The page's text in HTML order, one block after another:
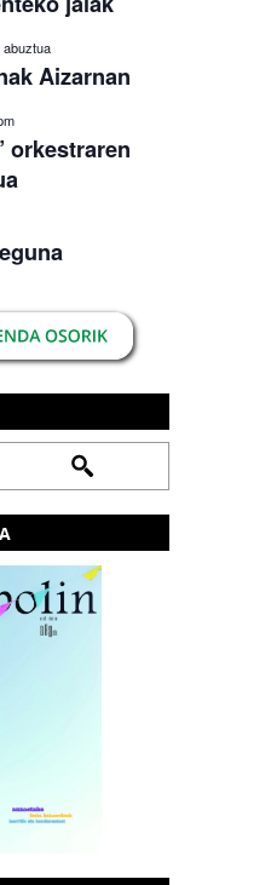
abuztua
Aizarnan
orkestraren